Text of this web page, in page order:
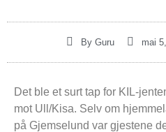
ByGuru mai
Det ble et surt tap for KIL-
mot Ull/Kisa. Selv om
på Gjemselund var gjestene